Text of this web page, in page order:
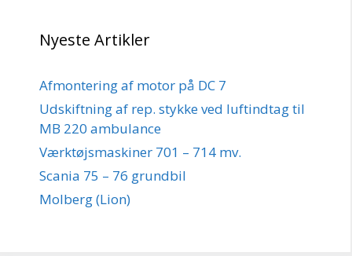
Nyeste Artikler
Afmontering af motor på DC 7
Udskiftning af rep. stykke ved luftindtag til
MB 220 ambulance
Værktøjsmaskiner 701 – 714 mv.
Scania 75 – 76 grundbil
Molberg (Lion)